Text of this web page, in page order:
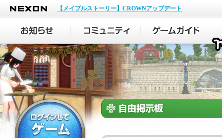
NEXON
【メイプルストーリー】CROWNアップデート